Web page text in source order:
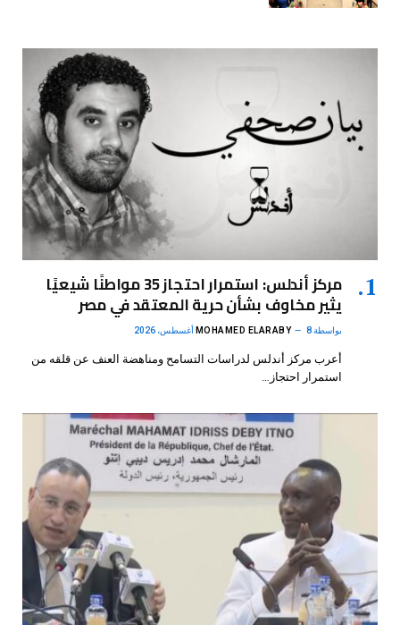
مركز أندلس: استمرار احتجاز 35 مواطنًا شيعيًا
يثير مخاوف بشأن حرية المعتقد في مصر
بواسطة MOHAMED ELARABY 8 أغسطس، 2026
أعرب مركز أندلس لدراسات التسامح ومناهضة العنف عن قلقه من
استمرار احتجاز…